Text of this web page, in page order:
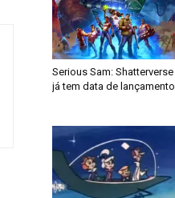
Serious Sam: Shatterverse
já tem data de lançamento